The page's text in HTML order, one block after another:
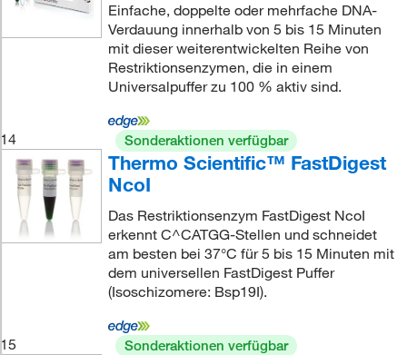
Einfache, doppelte oder mehrfache DNA-
Verdauung innerhalb von 5 bis 15 Minuten
mit dieser weiterentwickelten Reihe von
Restriktionsenzymen, die in einem
Universalpuffer zu 100 % aktiv sind.
14 Sonderaktionen verfügbar
Thermo Scientific™ FastDigest
NcoI
Das Restriktionsenzym FastDigest NcoI
erkennt C^CATGG-Stellen und schneidet
am besten bei 37°C für 5 bis 15 Minuten mit
dem universellen FastDigest Puffer
(Isoschizomere: Bsp19I).
15 Sonderaktionen verfügbar